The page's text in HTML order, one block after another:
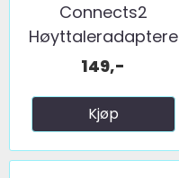
Connects2
Høyttaleradaptere
(165mm) ...
149,-
Kjøp